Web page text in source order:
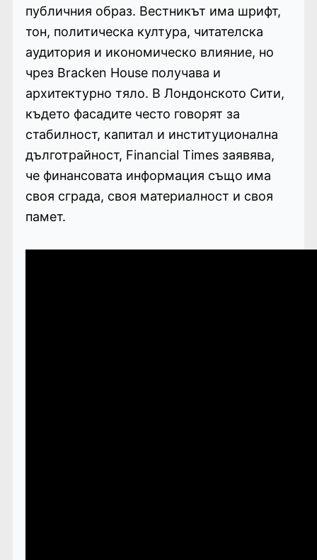
публичния образ. Вестникът има шрифт,
тон, политическа култура, читателска
аудитория и икономическо влияние, но
чрез Bracken House получава и
архитектурно тяло. В Лондонското Сити,
където фасадите често говорят за
стабилност, капитал и институционална
дълготрайност, Financial Times заявява,
че финансовата информация също има
своя сграда, своя материалност и своя
памет.